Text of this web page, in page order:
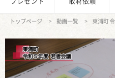
トップページ 動画一覧 東浦町